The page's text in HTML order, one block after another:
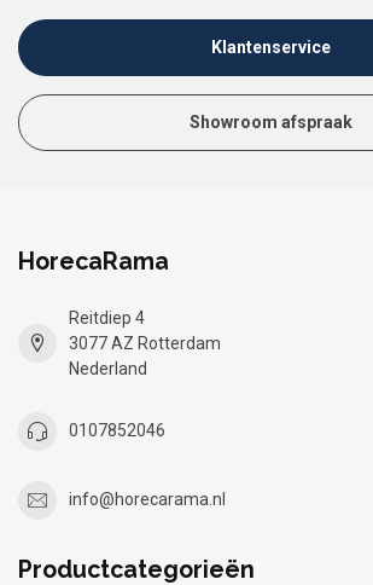
Klantenservice
Showroom afspraak
HorecaRama
Reitdiep 4
3077 AZ Rotterdam
Nederland
0107852046
info@horecarama.nl
Productcategorieën